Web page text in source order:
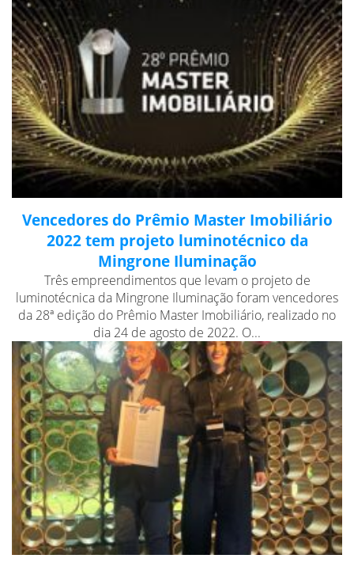
Vencedores do Prêmio Master Imobiliário
2022 tem projeto luminotécnico da
Mingrone Iluminação
Três empreendimentos que levam o projeto de
luminotécnica da Mingrone Iluminação foram vencedores
da 28ª edição do Prêmio Master Imobiliário, realizado no
dia 24 de agosto de 2022. O...